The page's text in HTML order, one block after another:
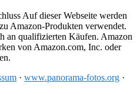
Auf dieser Webseite werden
Amazon-Produkten verwendet.
an qualifizierten Käufen. Amazon
von Amazon.com, Inc. oder
· www.panorama-fotos.org ·